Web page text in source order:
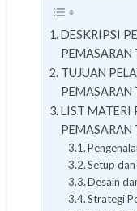
DESKRIPSI
PEMASARAN
TUJUAN
PEMASARAN
LIST MATERI
PEMASARAN
Setup
Desain
Strategi